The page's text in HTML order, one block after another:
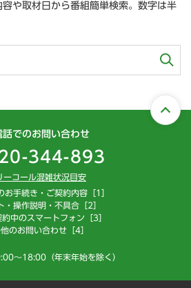
や取材日から番組簡単検索。数字は半
話でのお問い合わせ
344-893
ーコール混雑状況目安
お手続き・ご契約内容［1］
・操作説明・不具合［2］
中のスマートフォン［3］
のお問い合わせ［4］
～18:00（年末年始を除く）